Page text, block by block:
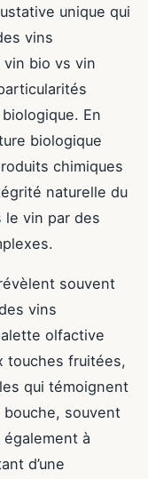
unique qui
vins
bio vs vin
En
biologique
chimiques
naturelle du
vin par des
souvent
vins
olfactive
touches fruitées,
qui témoignent
souvent
à
d’une